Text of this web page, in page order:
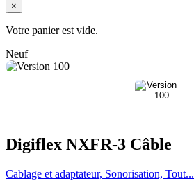
×
Votre panier est vide.
Neuf
Digiflex NXFR-3 Câble
Cablage et adaptateur, Sonorisation, Tout...